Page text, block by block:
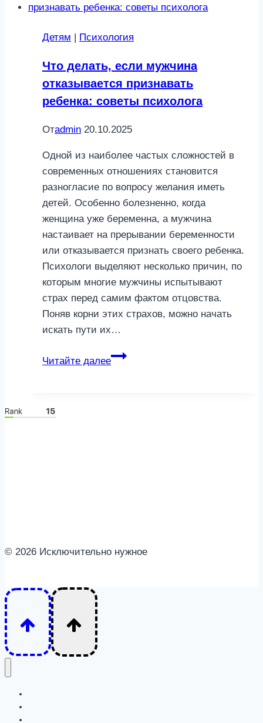
не
друг
друга
за
время
Детям Психология
Что делать, если мужчина
отказывается признавать
ребенка: советы психолога
Отadmin 20.10.2025
Одной из наиболее частых сложностей в
современных отношениях становится
разногласие по вопросу желания иметь
детей. Особенно болезненно, когда
женщина уже беременна, а мужчина
настаивает на прерывании беременности
или отказывается признать своего ребенка.
Психологи выделяют несколько причин, по
которым многие мужчины испытывают
страх перед самим фактом отцовства.
Поняв корни этих страхов, можно начать
искать пути их…
Читайте далее
Что
© 2026 Исключительно нужное